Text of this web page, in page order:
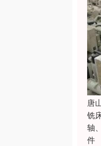
唐
铣
轴
件